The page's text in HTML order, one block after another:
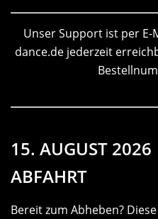
Unser Support ist per
dance.de jederzeit
15. AUGUST
ABFAHRT
Bereit zum Abheben?